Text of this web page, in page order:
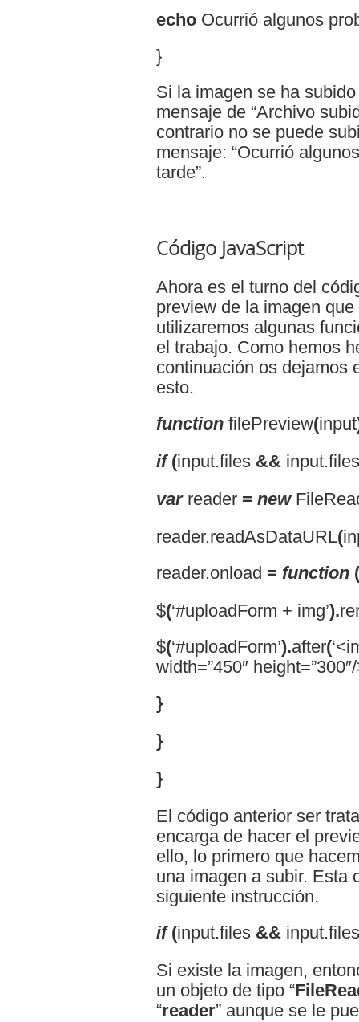
echo Ocurrió algunos
}
Si la imagen se ha
mensaje de “Archivo
contrario no se puede
mensaje: “Ocurrió
tarde”.
Código JavaScript
Ahora es el turno del
preview de la imagen
utilizaremos algunas
el trabajo. Como hemos
continuación os dejamos
esto.
function filePreview(input
if (input.files && input.files
varreader = new
reader.readAsDataURL(
reader.onload = function (
$(‘#uploadForm + img’).
$(‘#uploadForm’).after(
width=”450″ height=”300″/
}
}
}
El código anterior ser
encarga de hacer el
ello, lo primero que
una imagen a subir. Esta
siguiente instrucción.
if (input.files && input.files
Si existe la imagen,
un objeto de tipo “
“reader” aunque se le